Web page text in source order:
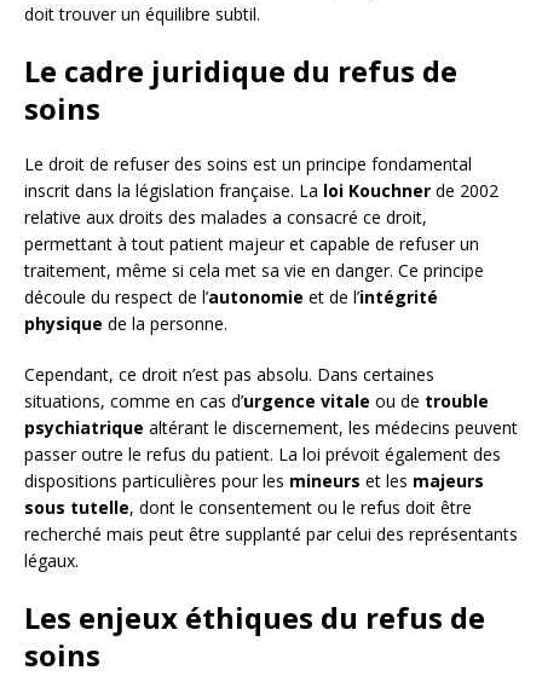
doit trouver un équilibre subtil.
Le cadre juridique du refus de
soins
Le droit de refuser des soins est un principe fondamental
inscrit dans la législation française. La loi Kouchner de 2002
relative aux droits des malades a consacré ce droit,
permettant à tout patient majeur et capable de refuser un
traitement, même si cela met sa vie en danger. Ce principe
découle du respect de l’autonomie et de l’intégrité
physique de la personne.
Cependant, ce droit n’est pas absolu. Dans certaines
situations, comme en cas d’urgence vitale ou de trouble
psychiatrique altérant le discernement, les médecins peuvent
passer outre le refus du patient. La loi prévoit également des
dispositions particulières pour les mineurs et les majeurs
sous tutelle, dont le consentement ou le refus doit être
recherché mais peut être supplanté par celui des représentants
légaux.
Les enjeux éthiques du refus de
soins